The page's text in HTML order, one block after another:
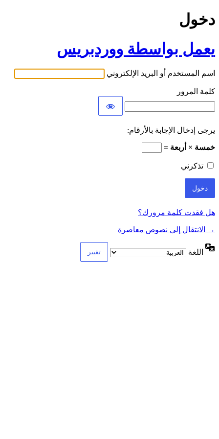
دخول
يعمل بواسطة ووردبريس
اسم المستخدم أو البريد الإلكتروني
كلمة المرور
يرجى إدخال الإجابة بالأرقام:
خمسة × أربعة =
تذكرني
هل فقدت كلمة مرورك؟
→ الانتقال إلى نصوص معاصرة
اللغة